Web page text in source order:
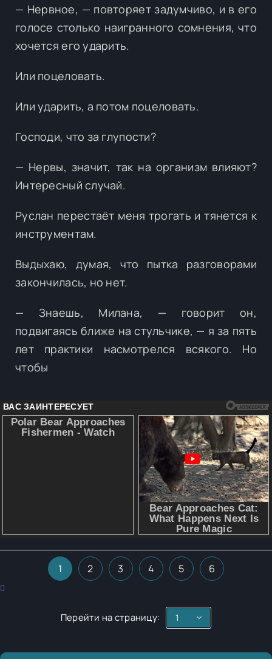
— Нервное, — повторяет задумчиво, и в его
голосе столько наигранного сомнения, что
хочется его ударить.
Или поцеловать.
Или ударить, а потом поцеловать.
Господи, что за глупости?
— Нервы, значит, так на организм влияют?
Интересный случай.
Руслан перестаёт меня трогать и тянется к
инструментам.
Выдыхаю, думая, что пытка разговорами
закончилась, но нет.
— Знаешь, Милана, — говорит он,
подвигаясь ближе на стульчике, — я за пять
лет практики насмотрелся всякого. Но
чтобы
1 2 3 4 5 6
Перейти на страницу: